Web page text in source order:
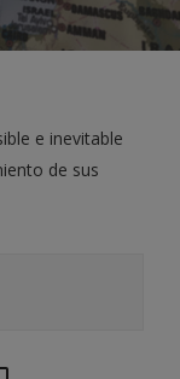
e inevitable
de sus